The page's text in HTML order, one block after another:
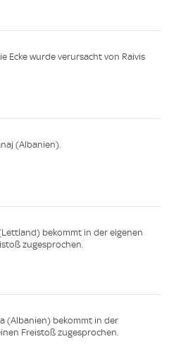
Ecke wurde verursacht von Raivis
(Albanien).
bekommt in der eigenen
zugesprochen.
(Albanien) bekommt in der
Freistoß zugesprochen.